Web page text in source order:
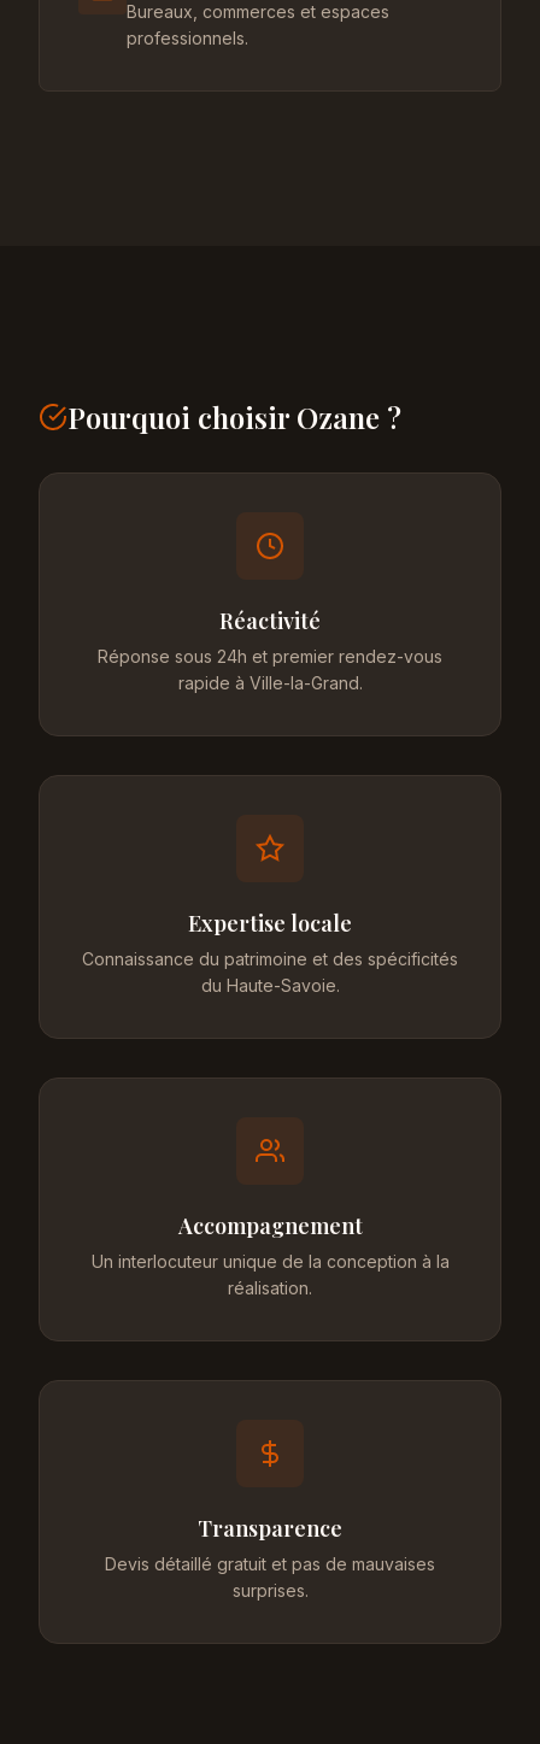
Bureaux, commerces et espaces
professionnels.
Pourquoi choisir Ozane ?
Réactivité
Réponse sous 24h et premier rendez-vous
rapide à Ville-la-Grand.
Expertise locale
Connaissance du patrimoine et des spécificités
du Haute-Savoie.
Accompagnement
Un interlocuteur unique de la conception à la
réalisation.
Transparence
Devis détaillé gratuit et pas de mauvaises
surprises.